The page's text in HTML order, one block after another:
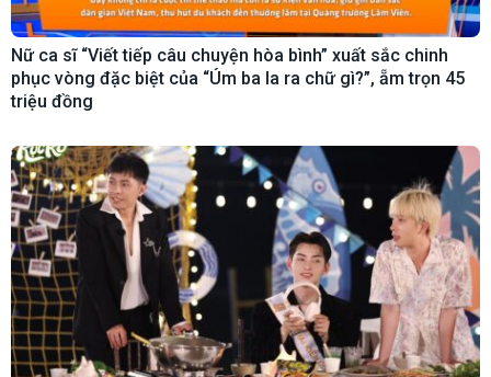
Nữ ca sĩ “Viết tiếp câu chuyện hòa bình” xuất sắc chinh
phục vòng đặc biệt của “Úm ba la ra chữ gì?”, ẵm trọn 45
triệu đồng